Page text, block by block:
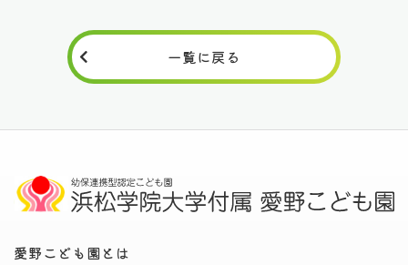
一覧に戻る
愛野こども園とは